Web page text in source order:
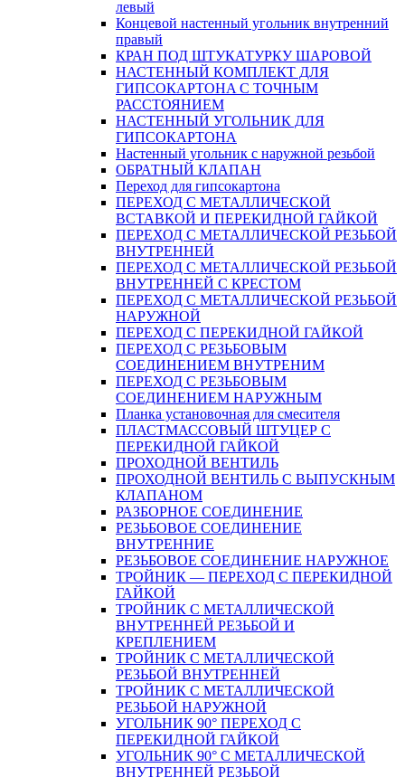
левый
Концевой настенный угольник внутренний
правый
КРАН ПОД ШТУКАТУРКУ ШАРОВОЙ
НАСТЕННЫЙ КОМПЛЕКТ ДЛЯ
ГИПСОКАРТОНA С ТОЧНЫМ
РАССТОЯНИЕМ
НАСТЕННЫЙ УГОЛЬНИК ДЛЯ
ГИПСОКАРТОНА
Настенный угольник с наружной резьбой
ОБРАТНЫЙ КЛАПАН
Переход для гипсокартона
ПЕРЕХОД С МЕТАЛЛИЧЕСКОЙ
ВСТАВКОЙ И ПЕРЕКИДНОЙ ГАЙКОЙ
ПЕРЕХОД С МЕТАЛЛИЧЕСКОЙ РЕЗЬБОЙ
ВНУТРЕННЕЙ
ПЕРЕХОД С МЕТАЛЛИЧЕСКОЙ РЕЗЬБОЙ
ВНУТРЕННЕЙ С КРЕСТОМ
ПЕРЕХОД С МЕТАЛЛИЧЕСКОЙ РЕЗЬБОЙ
НАРУЖНОЙ
ПЕРЕХОД С ПЕРЕКИДНОЙ ГАЙКОЙ
ПЕРЕХОД С РЕЗЬБОВЫМ
СОЕДИНЕНИЕМ ВНУТРЕНИМ
ПЕРЕХОД С РЕЗЬБОВЫМ
СОЕДИНЕНИЕМ НАРУЖНЫМ
Планка установочная для смесителя
ПЛАСТМАССОВЫЙ ШТУЦЕР С
ПЕРЕКИДНОЙ ГАЙКОЙ
ПРОХОДНОЙ ВЕНТИЛЬ
ПРОХОДНОЙ ВЕНТИЛЬ С ВЫПУСКНЫМ
КЛАПАНОМ
РАЗБОРНОЕ СОЕДИНЕНИЕ
РЕЗЬБОВОЕ СОЕДИНЕНИЕ
ВНУТРЕННИЕ
РЕЗЬБОВОЕ СОЕДИНЕНИЕ НАРУЖНОЕ
ТРОЙНИК — ПЕРЕХОД С ПЕРЕКИДНОЙ
ГАЙКОЙ
ТРОЙНИК С МЕТАЛЛИЧЕСКОЙ
ВНУТРЕННЕЙ РЕЗЬБОЙ И
КРЕПЛЕНИЕМ
ТРОЙНИК С МЕТАЛЛИЧЕСКОЙ
РЕЗЬБОЙ ВНУТРЕННЕЙ
ТРОЙНИК С МЕТАЛЛИЧЕСКОЙ
РЕЗЬБОЙ НАРУЖНОЙ
УГОЛЬНИК 90° ПЕРЕХОД С
ПЕРЕКИДНОЙ ГАЙКОЙ
УГОЛЬНИК 90° С МЕТАЛЛИЧЕСКОЙ
ВНУТРЕННEЙ РЕЗЬБОЙ